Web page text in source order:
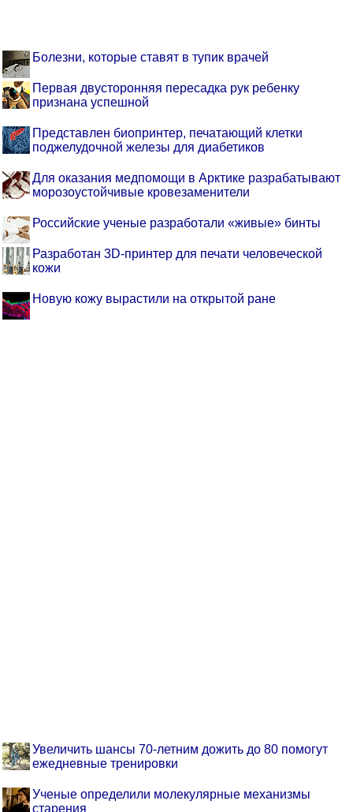
Болезни, которые ставят в тупик врачей
Первая двусторонняя пересадка рук ребенку
признана успешной
Представлен биопринтер, печатающий клетки
поджелудочной железы для диабетиков
Для оказания медпомощи в Арктике разрабатывают
морозоустойчивые кровезаменители
Российские ученые разработали «живые» бинты
Разработан 3D-принтер для печати человеческой
кожи
Новую кожу вырастили на открытой ране
Увеличить шансы 70-летним дожить до 80 помогут
ежедневные тренировки
Ученые определили молекулярные механизмы
старения